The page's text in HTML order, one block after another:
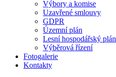
Výbory a komise
Uzavřené smlouvy
GDPR
Územní plán
Lesní hospodářský plán
Výběrová řízení
Fotogalerie
Kontakty